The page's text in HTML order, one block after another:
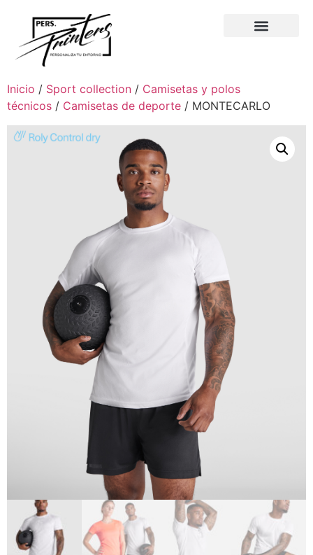
Inicio / Sport collection / Camisetas y polos
técnicos / Camisetas de deporte / MONTECARLO